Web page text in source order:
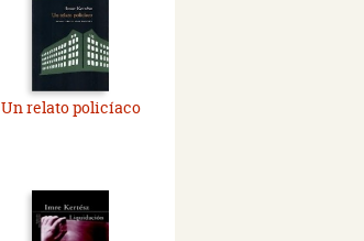
Un relato policíaco